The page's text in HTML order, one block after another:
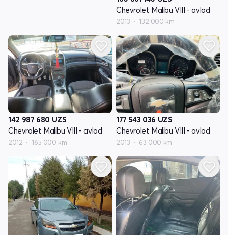
Chevrolet Malibu VIII - avlod
2013 132 000 km
142 987 680 UZS
Chevrolet Malibu VIII - avlod
2012 165 000 km
177 543 036 UZS
Chevrolet Malibu VIII - avlod
2013 63 000 km